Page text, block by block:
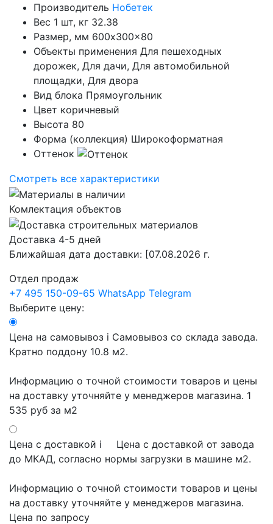
Производитель Нобетек
Вес 1 шт, кг 32.38
Размер, мм 600x300x80
Объекты применения Для пешеходных
дорожек, Для дачи, Для автомобильной
площадки, Для двора
Вид блока Прямоугольник
Цвет коричневый
Высота 80
Форма (коллекция) Широкоформатная
Оттенок
Смотреть все характеристики
Комлектация объектов
Доставка 4-5 дней
Ближайшая дата доставки: [07.08.2026 г.
Отдел продаж
+7 495 150-09-65 WhatsApp Telegram
Выберите цену:
Цена на самовывоз i Самовывоз со склада завода.
Кратно поддону 10.8 м2.
Информацию о точной стоимости товаров и цены
на доставку уточняйте у менеджеров магазина. 1
535 руб за м2
Цена с доставкой i
Цена с доставкой от завода
до МКАД, согласно нормы загрузки в машине м2.
Информацию о точной стоимости товаров и цены
на доставку уточняйте у менеджеров магазина.
Цена по запросу